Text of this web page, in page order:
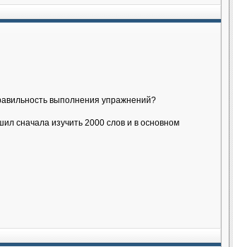
выполнения упражнений?
сначала изучить 2000 слов и в основном